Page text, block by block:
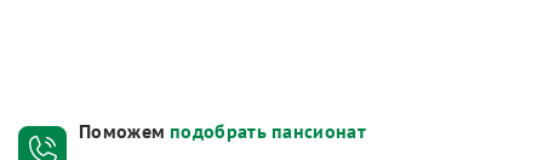
Поможем подобрать пансионат